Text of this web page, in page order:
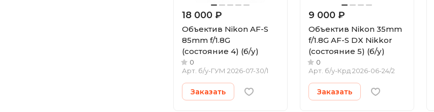
18 000 ₽
Объектив Nikon AF-S
85mm f/1.8G
(состояние 4) (б/у)
0
Арт. б/у-ГУМ 2026-07-30/1
Заказать
9 000 ₽
Объектив Nikon 35mm
f/1.8G AF-S DX Nikkor
(состояние 5) (б/у)
0
Арт. б/у-Крд 2026-06-24/2
Заказать